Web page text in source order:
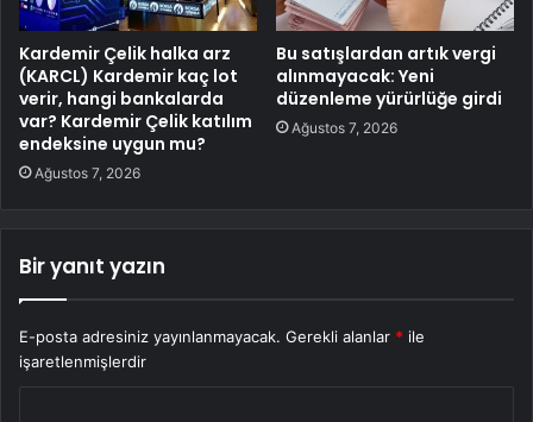
Kardemir Çelik halka arz
(KARCL) Kardemir kaç lot
verir, hangi bankalarda
var? Kardemir Çelik katılım
endeksine uygun mu?
Ağustos 7, 2026
Bu satışlardan artık vergi
alınmayacak: Yeni
düzenleme yürürlüğe girdi
Ağustos 7, 2026
Bir yanıt yazın
E-posta adresiniz yayınlanmayacak. Gerekli alanlar * ile
işaretlenmişlerdir